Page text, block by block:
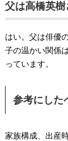
父は高橋英樹
はい。父は俳優
子の温かい関係
っています。
参考にした
家族構成、出産